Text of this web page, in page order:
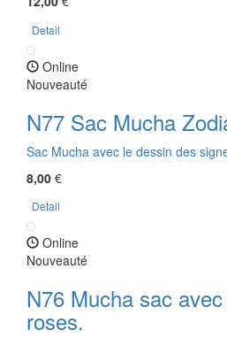
Detail
Online
Nouveauté
N77 Sac Mucha
Sac Mucha avec le dessin des
8,00 €
Detail
Online
Nouveauté
N76 Mucha sac
roses.